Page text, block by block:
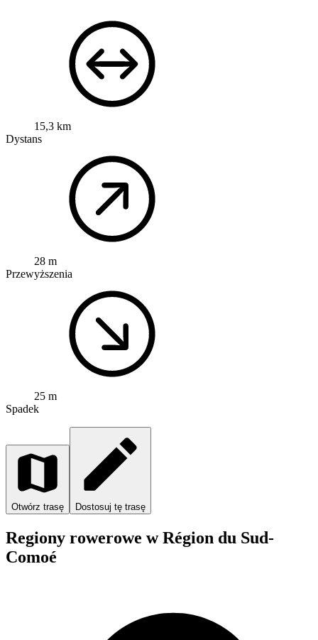
15,3 km
Dystans
28 m
Przewyższenia
25 m
Spadek
Otwórz trasę Dostosuj tę trasę
Regiony rowerowe w Région du Sud-
Comoé